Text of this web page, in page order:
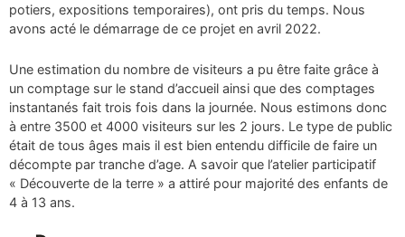
potiers, expositions temporaires), ont pris du temps. Nous
avons acté le démarrage de ce projet en avril 2022.
Une estimation du nombre de visiteurs a pu être faite grâce à
un comptage sur le stand d’accueil ainsi que des comptages
instantanés fait trois fois dans la journée. Nous estimons donc
à entre 3500 et 4000 visiteurs sur les 2 jours. Le type de public
était de tous âges mais il est bien entendu difficile de faire un
décompte par tranche d’age. A savoir que l’atelier participatif
« Découverte de la terre » a attiré pour majorité des enfants de
4 à 13 ans.